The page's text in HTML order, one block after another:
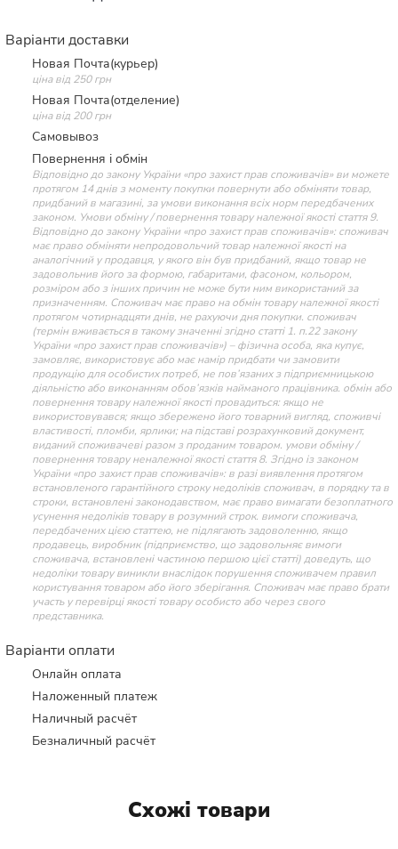
Варіанти доставки
Новая Почта(курьер)
ціна від 250 грн
Новая Почта(отделение)
ціна від 200 грн
Самовывоз
Повернення і обмін
Відповідно до закону України «про захист прав споживачів» ви можете
протягом 14 днів з моменту покупки повернути або обміняти товар,
придбаний в магазині, за умови виконання всіх норм передбачених
законом. Умови обміну / повернення товару належної якості стаття 9.
Відповідно до закону України «про захист прав споживачів»: споживач
має право обміняти непродовольчий товар належної якості на
аналогічний у продавця, у якого він був придбаний, якщо товар не
задовольнив його за формою, габаритами, фасоном, кольором,
розміром або з інших причин не може бути ним використаний за
призначенням. Споживач має право на обмін товару належної якості
протягом чотирнадцяти днів, не рахуючи дня покупки. споживач
(термін вживається в такому значенні згідно статті 1. п.22 закону
України «про захист прав споживачів») – фізична особа, яка купує,
замовляє, використовує або має намір придбати чи замовити
продукцію для особистих потреб, не пов’язаних з підприємницькою
діяльністю або виконанням обов’язків найманого працівника. обмін або
повернення товару належної якості провадиться: якщо не
використовувався; якщо збережено його товарний вигляд, споживчі
властивості, пломби, ярлики; на підставі розрахунковий документ,
виданий споживачеві разом з проданим товаром. умови обміну /
повернення товару неналежної якості стаття 8. Згідно із законом
України «про захист прав споживачів»: в разі виявлення протягом
встановленого гарантійного строку недоліків споживач, в порядку та в
строки, встановлені законодавством, має право вимагати безоплатного
усунення недоліків товару в розумний строк. вимоги споживача,
передбачених цією статтею, не підлягають задоволенню, якщо
продавець, виробник (підприємство, що задовольняє вимоги
споживача, встановлені частиною першою цієї статті) доведуть, що
недоліки товару виникли внаслідок порушення споживачем правил
користування товаром або його зберігання. Споживач має право брати
участь у перевірці якості товару особисто або через свого
представника.
Варіанти оплати
Онлайн оплата
Наложенный платеж
Наличный расчёт
Безналичный расчёт
Схожі товари